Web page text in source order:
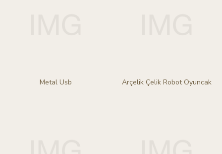
Metal Usb Arçelik Çelik Robot Oyuncak